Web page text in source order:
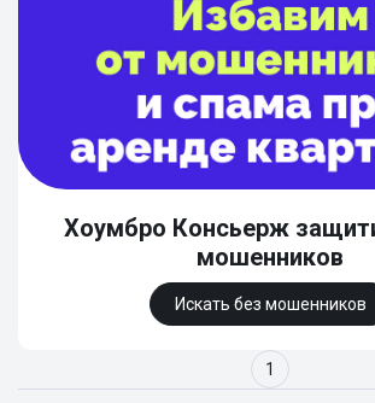
Хоумбро Консьерж
мошенников
Искать без мошенников
1